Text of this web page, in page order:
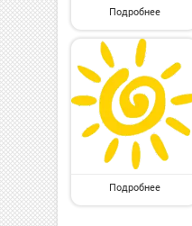
Подробнее
Подробнее